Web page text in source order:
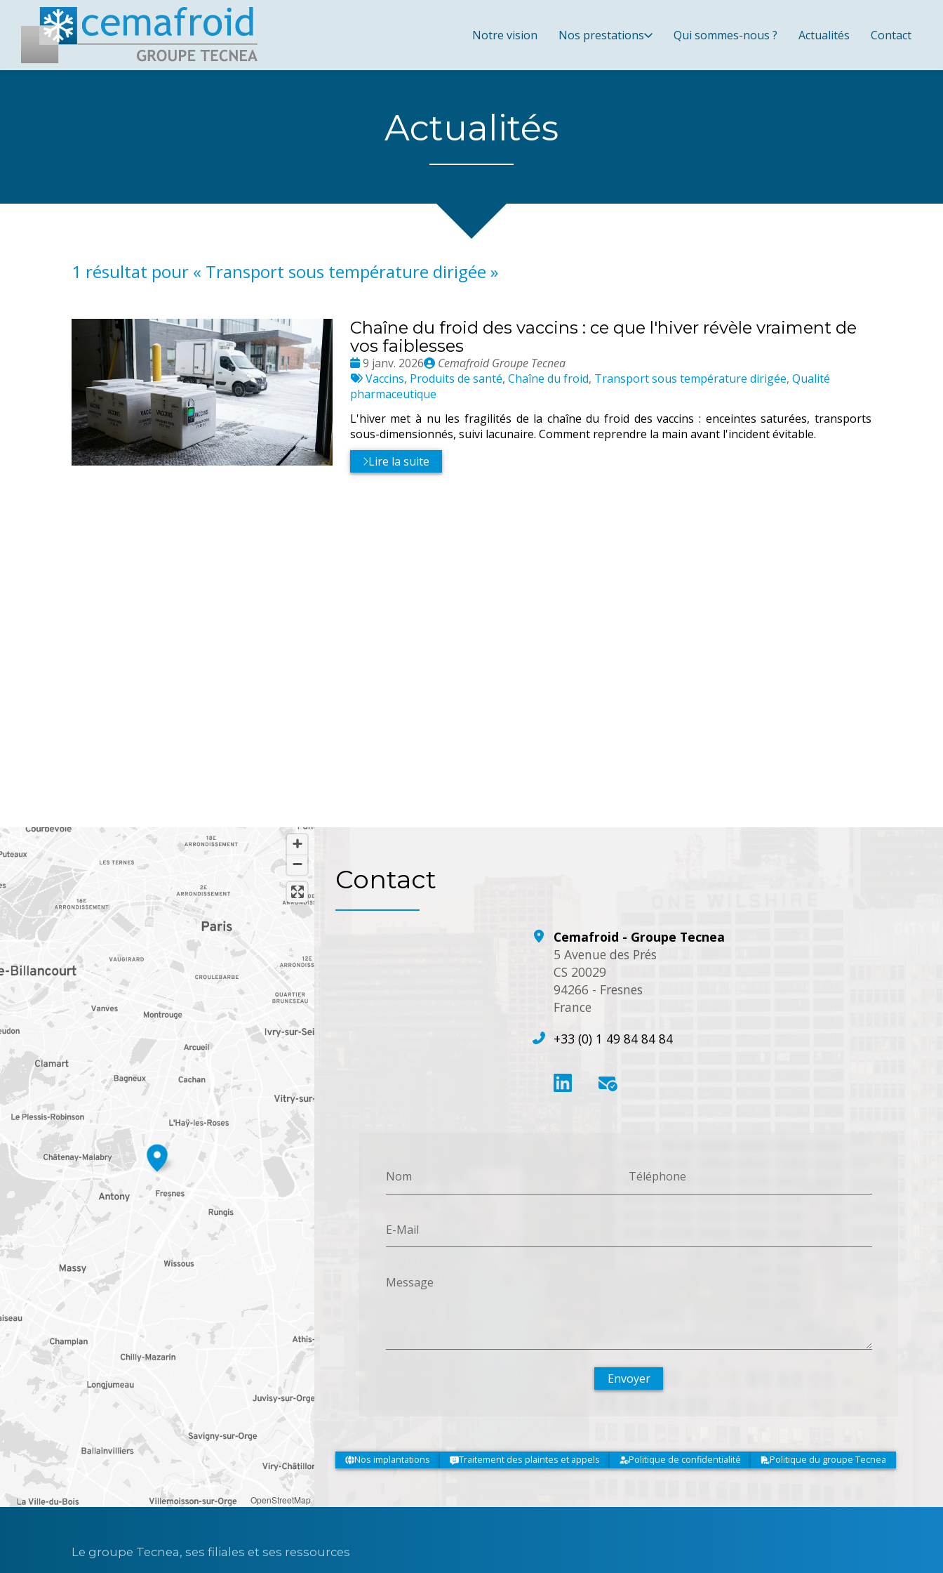
Notre vision Nos prestations Qui sommes-nous ? Actualités Contact
Actualités
1 résultat pour « Transport sous température dirigée »
Chaîne du froid des vaccins : ce que l'hiver révèle vraiment de
vos faiblesses
Date
:
9 janv. 2026
Publié
par
Cemafroid Groupe Tecnea
Tags
:
Vaccins, Produits de santé, Chaîne du froid, Transport sous température dirigée, Qualité
pharmaceutique
L'hiver met à nu les fragilités de la chaîne du froid des vaccins : enceintes saturées, transports
sous-dimensionnés, suivi lacunaire. Comment reprendre la main avant l'incident évitable.
Lire la suite
OpenStreetMap
Contact
Nom Téléphone
E-Mail
Message
Envoyer
Cemafroid - Groupe Tecnea
5 Avenue des Prés
CS 20029
94266 - Fresnes
France
+33 (0) 1 49 84 84 84
Nos implantations Traitement des plaintes et appels Politique de confidentialité Politique du groupe Tecnea
Le groupe Tecnea, ses filiales et ses ressources